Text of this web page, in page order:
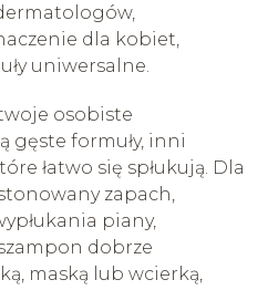
dla kobiet,
uniwersalne.
osobiste
gęste formuły, inni
łatwo się spłukują. Dla
zapach,
piany,
dobrze
maską lub wcierką,